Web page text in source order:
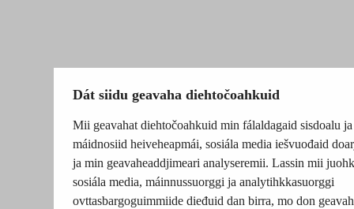
Dát siidu geavaha diehtočoahkuid
Mii geavahat diehtočoahkuid min fálaldagaid sisdoalu ja
máidnosiid heiveheapmái, sosiála media iešvuođaid
ja min geavaheaddjimeari analyseremii. Lassin mii
sosiála media, máinnussuorggi ja analytihkkasuorggi
ovttasbargoguimmiide dieđuid dan birra, mo don